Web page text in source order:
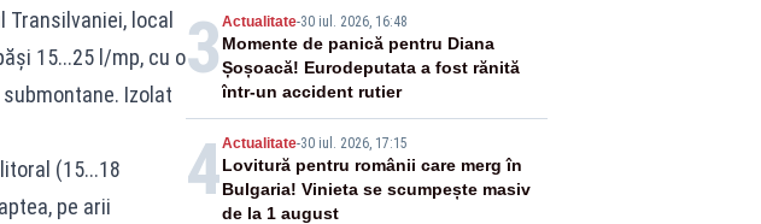
Transilvaniei, local
15...25 l/mp, cu o
Izolat
(15...18
pe arii
3 Actualitate-30 iul. 2026, 16:48
Momente de panică pentru Diana
Șoșoacă! Eurodeputata a fost rănită
într-un accident rutier
4Actualitate-30 iul. 2026, 17:15
Lovitură pentru românii care merg în
Bulgaria! Vinieta se scumpește masiv
de la 1 august